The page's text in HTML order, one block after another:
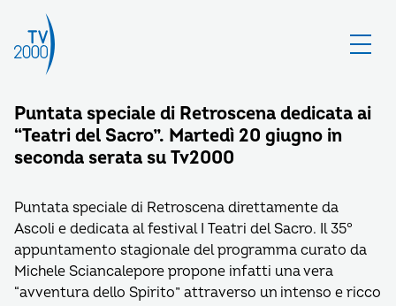
Puntata speciale di Retroscena dedicata ai
“Teatri del Sacro”. Martedì 20 giugno in
seconda serata su Tv2000
Puntata speciale di Retroscena direttamente da
Ascoli e dedicata al festival I Teatri del Sacro. Il 35°
appuntamento stagionale del programma curato da
Michele Sciancalepore propone infatti una vera
“avventura dello Spirito” attraverso un intenso e ricco